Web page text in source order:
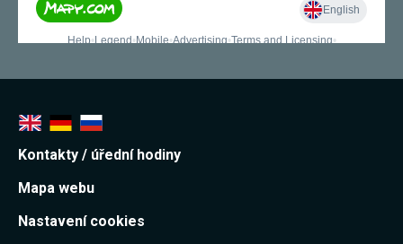
Kontakty / úřední hodiny
Mapa webu
Nastavení cookies